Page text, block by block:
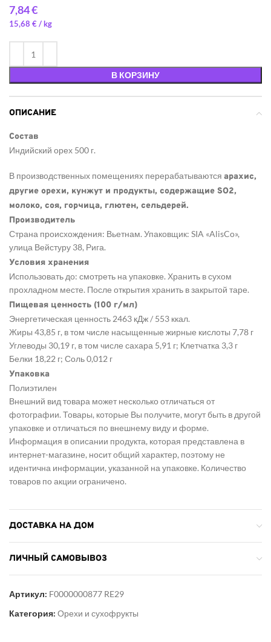
€
15,68 €/
В КОРЗИНУ
ОПИСАНИЕ
Cостав
Индийский орех 500 г.
В производственных помещениях перерабатываются арахис,
другие орехи, кунжут и продукты, содержащие SO2,
молоко, соя, горчица, глютен, сельдерей.
Производитель
Страна происхождения: Вьетнам. Упаковщик: SIA «AlisCo»,
улица Вейстуру 38, Рига.
Условия хранения
Использовать до: смотреть на упаковке. Хранить в сухом
прохладном месте. После открытия хранить в закрытой таре.
Пищевая ценность (100 г/мл)
Энергетическая ценность 2463 кДж / 553 ккал.
Жиры 43,85 г, в том числе насыщенные жирные кислоты 7,78 г
Углеводы 30,19 г, в том числе сахара 5,91 г; Клетчатка 3,3 г
Белки 18,22 г; Соль 0,012 г
Упаковка
Полиэтилен
Внешний вид товара может несколько отличаться от
фотографии. Товары, которые Вы получите, могут быть в другой
упаковке и отличаться по внешнему виду и форме.
Информация в описании продукта, которая представлена в
интернет-магазине, носит общий характер, поэтому не
идентична информации, указанной на упаковке. Количество
товаров по акции ограничено.
ДОСТАВКА НА ДОМ
ЛИЧНЫЙ САМОВЫВОЗ
Артикул: F0000000877 RE29
Категория: Орехи и сухофрукты